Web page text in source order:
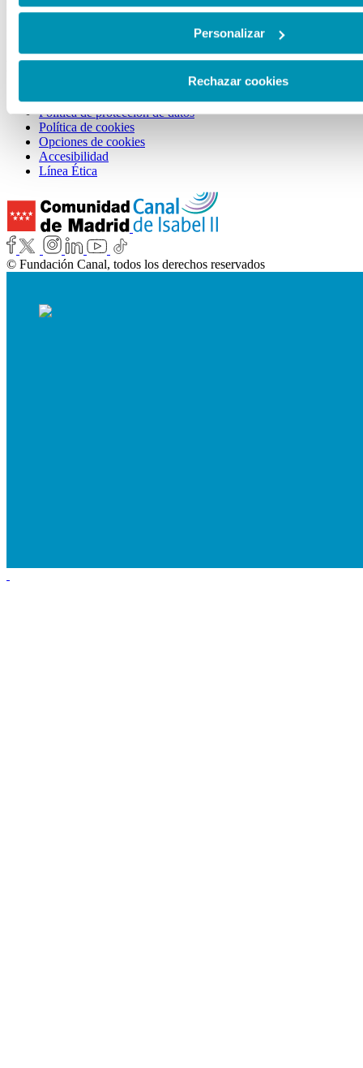
Personalizar
Rechazar cookies
De martes a viernes, de 11:00 a 21:00h.
ENLACES DE INTERÉS
Política de protección de datos
Política de cookies
Opciones de cookies
Accesibilidad
Línea Ética
© Fundación Canal, todos los derechos reservados